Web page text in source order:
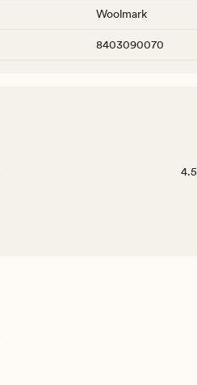
Woolmark
8403090070
4.5